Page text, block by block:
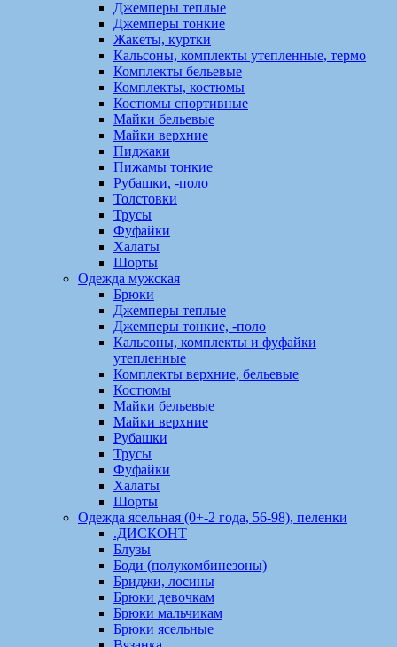
Джемперы теплые
Джемперы тонкие
Жакеты, куртки
Кальсоны, комплекты утепленные, термо
Комплекты бельевые
Комплекты, костюмы
Костюмы спортивные
Майки бельевые
Майки верхние
Пиджаки
Пижамы тонкие
Рубашки, -поло
Толстовки
Трусы
Фуфайки
Халаты
Шорты
Одежда мужская
Брюки
Джемперы теплые
Джемперы тонкие, -поло
Кальсоны, комплекты и фуфайки
утепленные
Комплекты верхние, бельевые
Костюмы
Майки бельевые
Майки верхние
Рубашки
Трусы
Фуфайки
Халаты
Шорты
Одежда ясельная (0+-2 года, 56-98), пеленки
.ДИСКОНТ
Блузы
Боди (полукомбинезоны)
Бриджи, лосины
Брюки девочкам
Брюки мальчикам
Брюки ясельные